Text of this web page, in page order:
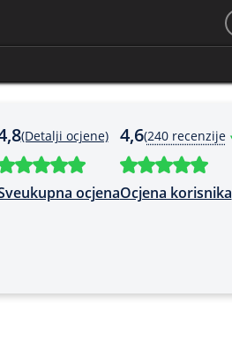
(Detalji ocjene)
ocjena
4,6(240 recenzije
Ocjena korisnika